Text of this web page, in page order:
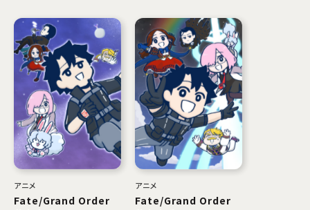
アニメ
Fate/Grand Order
アニメ
Fate/Grand Order